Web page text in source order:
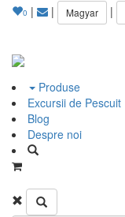
0 | | Magyar |
Produse
Excursii de Pescuit
Blog
Despre noi